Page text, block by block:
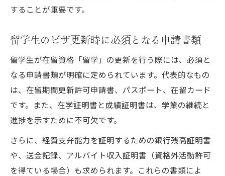
することが重要です。
留学生のビザ更新時に必須となる申請書類
留学生が在留資格「留学」の更新を行う際には、必須と
なる申請書類が明確に定められています。代表的なもの
は、在留期間更新許可申請書、パスポート、在留カード
です。また、在学証明書と成績証明書は、学業の継続と
進捗を示すために不可欠です。
さらに、経費支弁能力を証明するための銀行残高証明書
や、送金記録、アルバイト収入証明書（資格外活動許可
を得ている場合）も求められます。これらの書類によ